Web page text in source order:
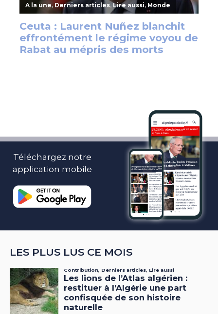
Téléchargez notre
application mobile
LES PLUS LUS CE MOIS